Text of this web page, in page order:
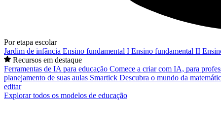
Por etapa escolar
Jardim de infância Ensino fundamental I Ensino fundamental II
Recursos em destaque
Ferramentas de IA para educação Comece a criar com IA, para
planejamento de suas aulas Smartick Descubra o mundo da
editar
Explorar todos os modelos de educação